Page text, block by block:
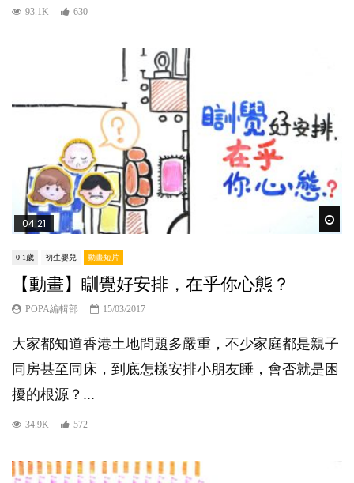
93.1K 630
04:21
0-1歲 初生嬰兒 動畫短片
【動畫】瞓覺好安排，在乎你心態？
POPA編輯部 15/03/2017
大家都知道香港土地問題多嚴重，不少家庭都是親子
同房甚至同床，到底怎樣安排小朋友睡，會否就是困
擾的根源？...
34.9K 572